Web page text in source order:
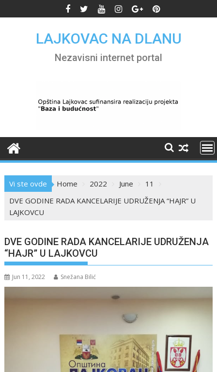
to
LAJKOVAC NA DLANU
Nezavisni internet portal
Vi ste ovde Home 2022 June
11
DVE GODINE RADA KANCELARIJE UDRUŽENJA “HAJR” U
LAJKOVCU
DVE GODINE RADA KANCELARIJE UDRUŽENJA
“HAJR” U LAJKOVCU
Jun 11, 2022 Snežana Bilić